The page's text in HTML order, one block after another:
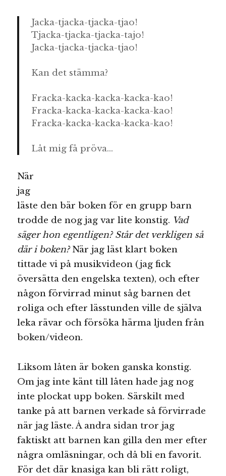
Jacka-tjacka-tjacka-tjao!
Tjacka-tjacka-tjacka-tajo!
Jacka-tjacka-tjacka-tjao!
Kan det stämma?
Fracka-kacka-kacka-kacka-kao!
Fracka-kacka-kacka-kacka-kao!
Fracka-kacka-kacka-kacka-kao!
Låt mig få pröva…
När
jag
läste den bär boken för en grupp barn
trodde de nog jag var lite konstig. Vad
säger hon egentligen? Står det verkligen så
där i boken?När jag läst klart boken
tittade vi på musikvideon (jag fick
översätta den engelska texten), och efter
någon förvirrad minut såg barnen det
roliga och efter lässtunden ville de själva
leka rävar och försöka härma ljuden från
boken/videon.
Liksom låten är boken ganska konstig.
Om jag inte känt till låten hade jag nog
inte plockat upp boken. Särskilt med
tanke på att barnen verkade så förvirrade
när jag läste. Å andra sidan tror jag
faktiskt att barnen kan gilla den mer efter
några omläsningar, och då bli en favorit.
För det där knasiga kan bli rätt roligt,